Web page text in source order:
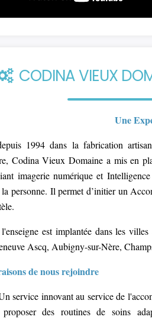
CODINA VIEUX
Une
1994 dans la fabrication
Codina Vieux Domaine a mis en
imagerie numérique et
la personne. Il permet d’initier un
est implantée dans les
Ascq, Aubigny-sur-Nère,
de nous rejoindre
service innovant au service de
des routines de soins